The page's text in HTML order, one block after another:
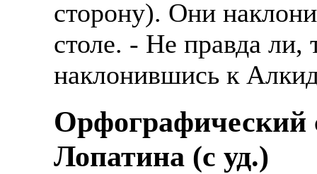
сторону). Они
столе. - Не правда ли,
наклонившись к
Орфографический
Лопатина (c уд.)